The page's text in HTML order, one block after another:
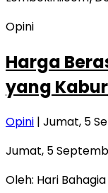
Opini
Harga
yang Kabur
Opini | Jumat, 5
Jumat, 5
Oleh: Hari